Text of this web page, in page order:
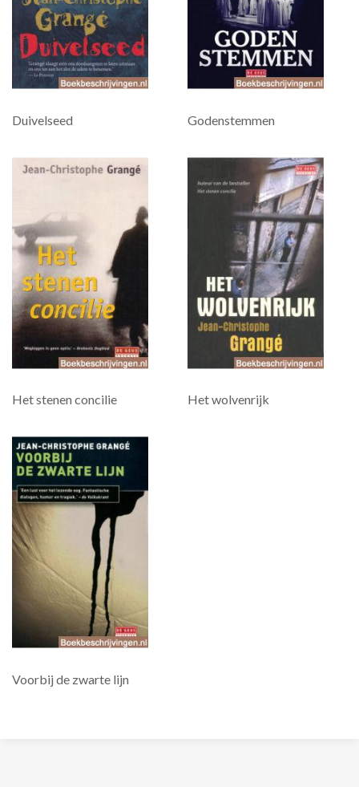
Duivelseed Godenstemmen
Het stenen concilie Het wolvenrijk
Voorbij de zwarte lijn